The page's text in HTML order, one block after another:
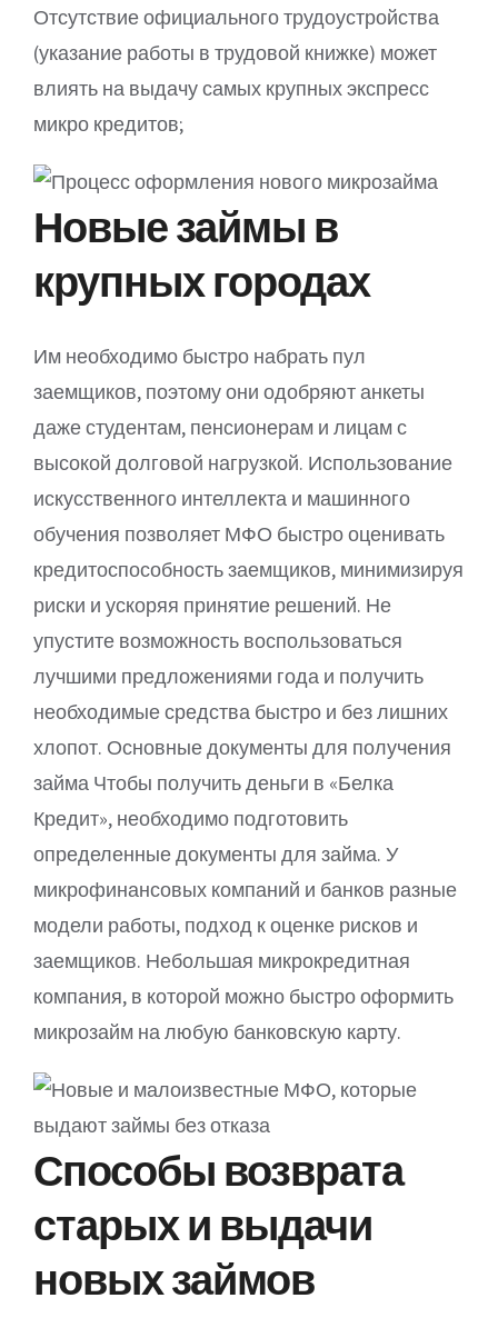
Отсутствие официального трудоустройства
(указание работы в трудовой книжке) может
влиять на выдачу самых крупных экспресс
микро кредитов;
Новые займы в
крупных городах
Им необходимо быстро набрать пул
заемщиков, поэтому они одобряют анкеты
даже студентам, пенсионерам и лицам с
высокой долговой нагрузкой. Использование
искусственного интеллекта и машинного
обучения позволяет МФО быстро оценивать
кредитоспособность заемщиков, минимизируя
риски и ускоряя принятие решений. Не
упустите возможность воспользоваться
лучшими предложениями года и получить
необходимые средства быстро и без лишних
хлопот. Основные документы для получения
займа Чтобы получить деньги в «Белка
Кредит», необходимо подготовить
определенные документы для займа. У
микрофинансовых компаний и банков разные
модели работы, подход к оценке рисков и
заемщиков. Небольшая микрокредитная
компания, в которой можно быстро оформить
микрозайм на любую банковскую карту.
Способы возврата
старых и выдачи
новых займов